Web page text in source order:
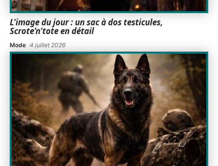
L’image du jour : un sac à dos testicules,
Scrote’n’tote en détail
Mode 4 juillet 2026